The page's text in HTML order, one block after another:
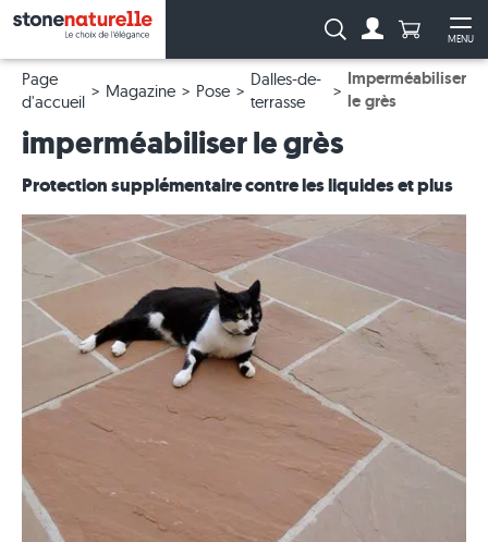
MENU
Recherche :Anzahl
Page
d'accueil
Magazine Pose
Dalles-de-
terrasse
Imperméabiliser
le grès
imperméabiliser le grès
Protection supplémentaire contre les liquides et plus